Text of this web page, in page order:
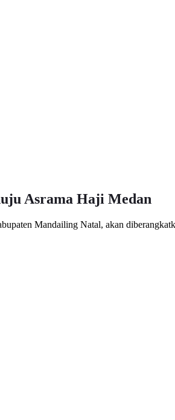
Asrama Haji Medan
Mandailing Natal, akan